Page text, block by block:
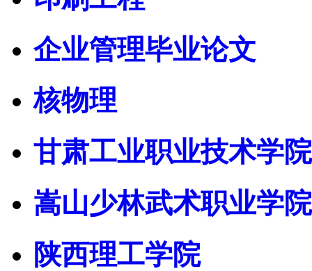
企业管理毕业论文
核物理
甘肃工业职业技术学院
嵩山少林武术职业学院
陕西理工学院